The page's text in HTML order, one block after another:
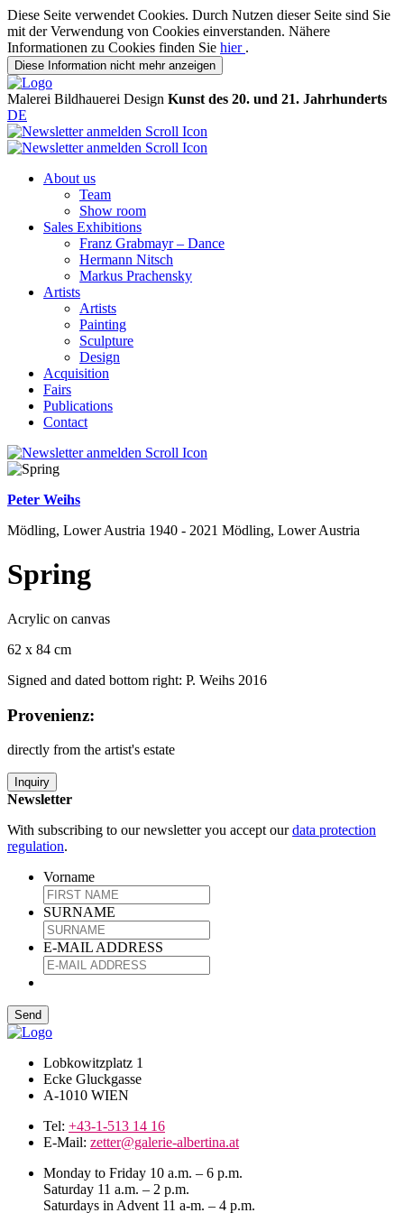
Diese Seite verwendet Cookies. Durch Nutzen dieser Seite sind Sie
mit der Verwendung von Cookies einverstanden. Nähere
Informationen zu Cookies finden Sie hier .
Diese Information nicht mehr anzeigen
Malerei Bildhauerei Design Kunst des 20. und 21. Jahrhunderts
DE
About us
Team
Show room
Sales Exhibitions
Franz Grabmayr – Dance
Hermann Nitsch
Markus Prachensky
Artists
Artists
Painting
Sculpture
Design
Acquisition
Fairs
Publications
Contact
Peter Weihs
Mödling, Lower Austria 1940 - 2021 Mödling, Lower Austria
Spring
Acrylic on canvas
62 x 84 cm
Signed and dated bottom right: P. Weihs 2016
Provenienz:
directly from the artist's estate
Inquiry
Newsletter
With subscribing to our newsletter you accept ourdata protection
regulation.
Vorname
SURNAME
E-MAIL ADDRESS
Lobkowitzplatz 1
Ecke Gluckgasse
A-1010 WIEN
Tel: +43-1-513 14 16
E-Mail: zetter@galerie-albertina.at
Monday to Friday 10 a.m. – 6 p.m.
Saturday 11 a.m. – 2 p.m.
Saturdays in Advent 11 a-m. – 4 p.m.